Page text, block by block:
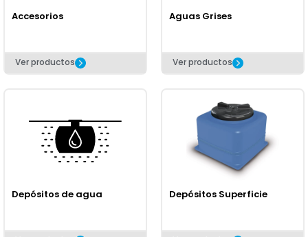
Accesorios
Ver productos
Aguas Grises
Ver productos
Depósitos de agua Depósitos Superficie